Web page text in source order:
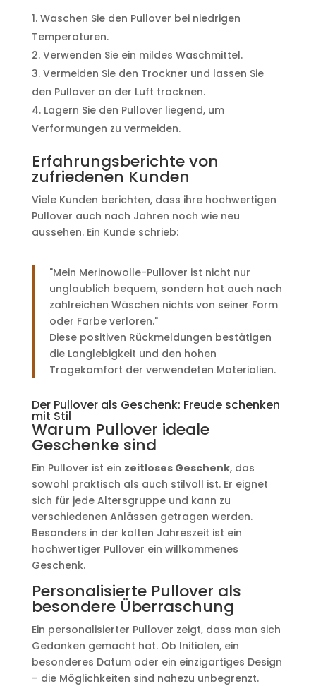
Waschen Sie den Pullover bei niedrigen
Temperaturen.
Verwenden Sie ein mildes Waschmittel.
Vermeiden Sie den Trockner und lassen Sie
den Pullover an der Luft trocknen.
Lagern Sie den Pullover liegend, um
Verformungen zu vermeiden.
Erfahrungsberichte von
zufriedenen Kunden
Viele Kunden berichten, dass ihre hochwertigen
Pullover auch nach Jahren noch wie neu
aussehen. Ein Kunde schrieb:
"Mein Merinowolle-Pullover ist nicht nur
unglaublich bequem, sondern hat auch nach
zahlreichen Wäschen nichts von seiner Form
oder Farbe verloren."
Diese positiven Rückmeldungen bestätigen
die Langlebigkeit und den hohen
Tragekomfort der verwendeten Materialien.
Der Pullover als Geschenk: Freude schenken
mit Stil
Warum Pullover ideale
Geschenke sind
Ein Pullover ist ein zeitloses Geschenk, das
sowohl praktisch als auch stilvoll ist. Er eignet
sich für jede Altersgruppe und kann zu
verschiedenen Anlässen getragen werden.
Besonders in der kalten Jahreszeit ist ein
hochwertiger Pullover ein willkommenes
Geschenk.
Personalisierte Pullover als
besondere Überraschung
Ein personalisierter Pullover zeigt, dass man sich
Gedanken gemacht hat. Ob Initialen, ein
besonderes Datum oder ein einzigartiges Design
– die Möglichkeiten sind nahezu unbegrenzt.